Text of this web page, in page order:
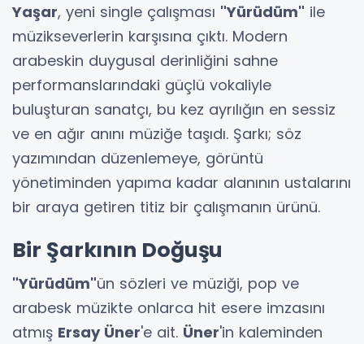
Yaşar, yeni single çalışması "Yürüdüm" ile
müzikseverlerin karşısına çıktı. Modern
arabeskin duygusal derinliğini sahne
performanslarındaki güçlü vokaliyle
buluşturan sanatçı, bu kez ayrılığın en sessiz
ve en ağır anını müziğe taşıdı. Şarkı; söz
yazımından düzenlemeye, görüntü
yönetiminden yapıma kadar alanının ustalarını
bir araya getiren titiz bir çalışmanın ürünü.
Bir Şarkının Doğuşu
"Yürüdüm"ün sözleri ve müziği, pop ve
arabesk müzikte onlarca hit esere imzasını
atmış Ersay Üner'e ait. Üner'in kaleminden